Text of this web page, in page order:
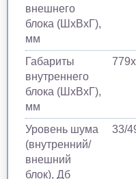
внешнего
блока (ШхВхГ),
мм
Габариты
внутреннего
блока (ШхВхГ),
мм
Уровень шума
(внутренний/
внешний
блок), Дб
33/